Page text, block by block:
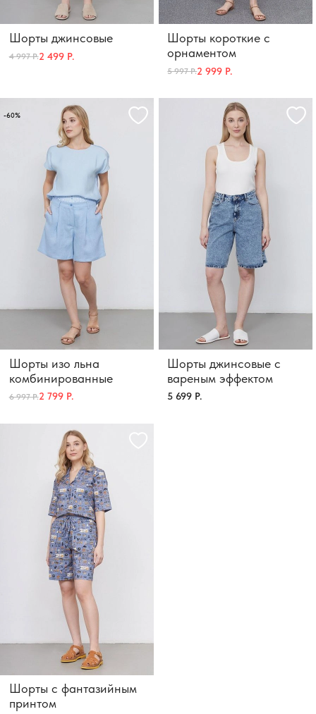
Шорты джинсовые
4 997 Р.2 499 Р.
Шорты короткие с
орнаментом
5 997 Р.2 999 Р.
-60%
Шорты изо льна
комбинированные
6 997 Р.2 799 Р.
Шорты джинсовые с
вареным эффектом
5 699 Р.
Шорты с фантазийным
принтом